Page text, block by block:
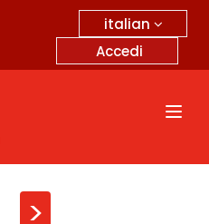
italian
Accedi
>